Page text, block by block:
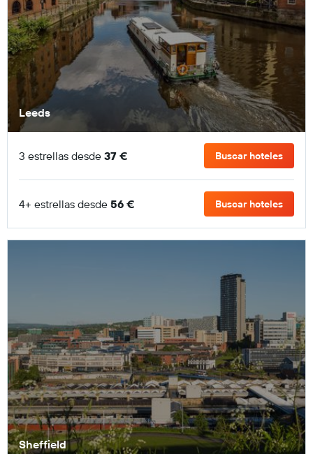
Leeds
3 estrellas desde 37 € Buscar hoteles
4+ estrellas desde 56 € Buscar hoteles
Sheffield